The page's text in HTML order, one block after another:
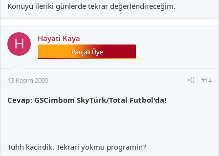
Konuyu ileriki günlerde tekrar değerlendireceğim.
H Hayati Kaya
13 Kasım 2009 #14
Cevap: GSCimbom SkyTürk/Total Futbol'da!
Tuhh kacirdik. Tekrari yokmu programin?